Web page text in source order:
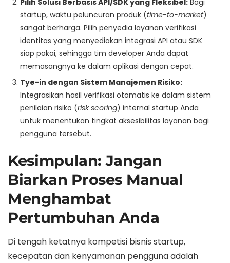
Pilih Solusi Berbasis API/SDK yang Fleksibel: Bagi
startup, waktu peluncuran produk (time-to-market)
sangat berharga. Pilih penyedia layanan verifikasi
identitas yang menyediakan integrasi API atau SDK
siap pakai, sehingga tim developer Anda dapat
memasangnya ke dalam aplikasi dengan cepat.
Tye-in dengan Sistem Manajemen Risiko:
Integrasikan hasil verifikasi otomatis ke dalam sistem
penilaian risiko (risk scoring) internal startup Anda
untuk menentukan tingkat aksesibilitas layanan bagi
pengguna tersebut.
Kesimpulan: Jangan
Biarkan Proses Manual
Menghambat
Pertumbuhan Anda
Di tengah ketatnya kompetisi bisnis startup,
kecepatan dan kenyamanan pengguna adalah